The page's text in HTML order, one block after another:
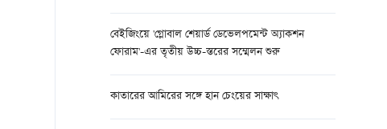
বেইজিংয়ে 'গ্লোবাল শেয়ার্ড ডেভেলপমেন্ট অ্যাকশন
ফোরাম'-এর তৃতীয় উচ্চ-স্তরের সম্মেলন শুরু
কাতারের আমিরের সঙ্গে হান চেংয়ের সাক্ষাৎ